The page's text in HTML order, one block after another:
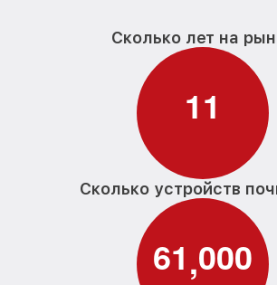
Сколько лет на
11
Сколько устройств
61,000